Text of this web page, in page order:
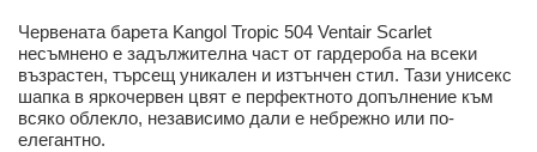
Червената барета Kangol Tropic 504 Ventair Scarlet
несъмнено е задължителна част от гардероба на всеки
възрастен, търсещ уникален и изтънчен стил. Тази унисекс
шапка в яркочервен цвят е перфектното допълнение към
всяко облекло, независимо дали е небрежно или по-
елегантно.